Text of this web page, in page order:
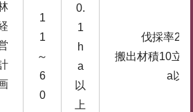
1
1
～
6
0
0.
1
h
a
以
上
伐採率20
搬出材積10立
a以